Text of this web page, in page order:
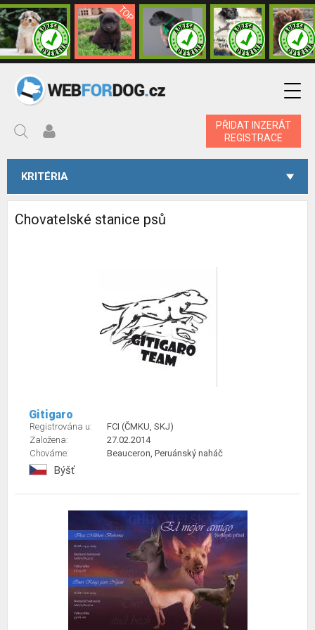
PŘIDAT INZERÁT
REGISTRACE
KRITÉRIA
Chovatelské stanice psů
Gitigaro
Registrována u:
FCI (ČMKU, SKJ)
Založena:
27.02.2014
Chováme:
Beauceron, Peruánský naháč
Býšť